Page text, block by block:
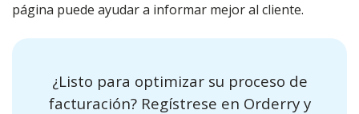
página puede ayudar a informar mejor al cliente.
¿Listo para optimizar su proceso de
facturación? Regístrese en Orderry y